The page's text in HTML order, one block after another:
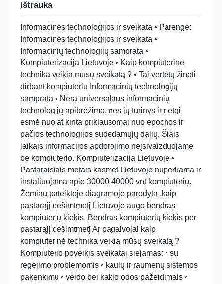
Ištrauka
Informacinės technologijos ir sveikata • Parengė:
Informacinės technologijos ir sveikata •
Informacinių technologijų samprata •
Kompiuterizacija Lietuvoje • Kaip kompiuterinė
technika veikia mūsų sveikatą ? • Tai vertėtų žinoti
dirbant kompiuteriu Informacinių technologijų
samprata • Nėra universalaus informacinių
technologijų apibrėžimo, nes jų turinys ir netgi
esmė nuolat kinta priklausomai nuo epochos ir
pačios technologijos sudedamųjų dalių. Šiais
laikais informacijos apdorojimo neįsivaizduojame
be kompiuterio. Kompiuterizacija Lietuvoje •
Pastaraisiais metais kasmet Lietuvoje nuperkama ir
instaliuojama apie 30000-40000 vnt kompiuterių.
Žemiau pateiktoje diagramoje parodyta ,kaip
pastarąjį dešimtmetį Lietuvoje augo bendras
kompiuterių kiekis. Bendras kompiuterių kiekis per
pastarąjį dešimtmetį Ar pagalvojai kaip
kompiuterinė technika veikia mūsų sveikatą ?
Kompiuterio poveikis sveikatai siejamas: ◦ su
regėjimo problemomis ◦ kaulų ir raumenų sistemos
pakenkimu ◦ veido bei kaklo odos pažeidimais ◦